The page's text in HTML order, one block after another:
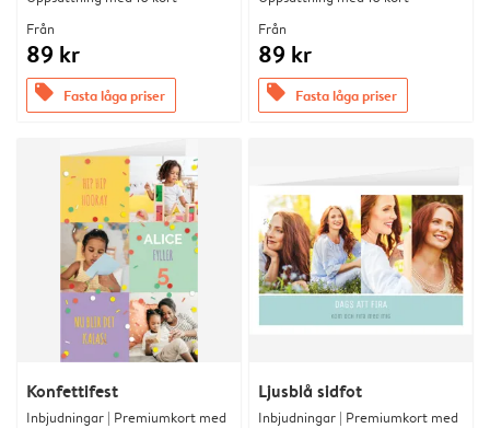
Från
89 kr
offers Fasta låga priser
Från
89 kr
offers Fasta låga priser
Konfettifest
Inbjudningar | Premiumkort med
Ljusblå sidfot
Inbjudningar | Premiumkort med